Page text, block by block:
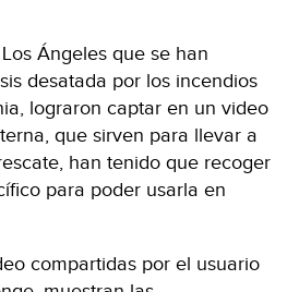
Ángeles que se han
desatada por los incendios
lograron captar en un video
que sirven para llevar a
han tenido que recoger
para poder usarla en
compartidas por el usuario